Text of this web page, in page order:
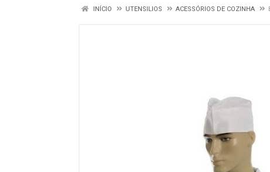
INÍCIO UTENSILIOS ACESSÓRIOS DE COZINHA